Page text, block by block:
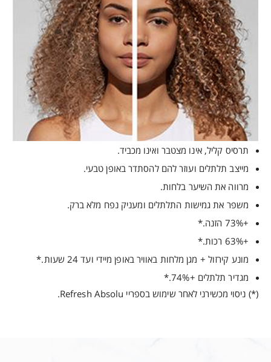
תרסיס קליל, אינו מצטבר ואינו מכביד.
מייצב תלתלים ועוזר להם להסתדר באופן טבעי.
מרווה את השיער בלחות.
משפר את גמישות התלתלים ומעניק נפח מלא ברק.
+73% הזנה.*
+63% רכות.*
מונע קירזול + מגן מלחות באוויר באופן מיידי ועד 24 שעות.*
מגדיר תלתלים +74%.*
(*) ניסוי מכשירני לאחר שימוש בספריי Refresh Absolu.